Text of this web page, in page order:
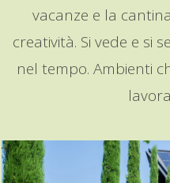
vacanze e la
creatività. Si vede e si
nel tempo. Ambienti